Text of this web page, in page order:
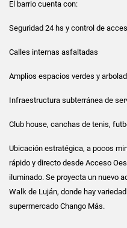
El barrio cuenta con:
Seguridad 24 hs y control de
Calles internas asfaltadas
Amplios espacios verdes y
Infraestructura subterránea de
Club house, canchas de tenis,
Ubicación estratégica, a pocos
rápido y directo desde Acceso
iluminado. Se proyecta un nuevo
Walk de Luján, donde hay
supermercado Chango Más.